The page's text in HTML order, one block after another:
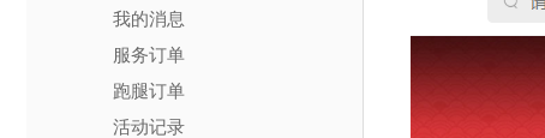
我的消息
服务订单
跑腿订单
活动记录